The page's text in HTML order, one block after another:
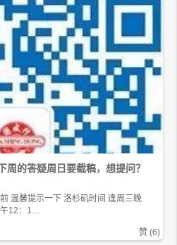
的答疑周日要截稿，想提问？
温馨提示一下 洛杉矶时间 逢周三晚
午12：1…
赞 (6)